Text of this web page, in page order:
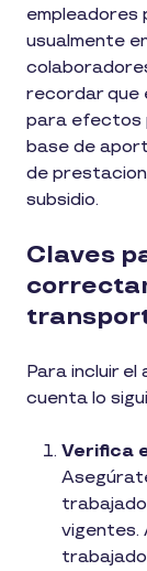
empleadores
usualmente
recordar que
para efectos
base de
de
subsidio.
Claves
Para incluir el
cuenta lo
Verifica
vigentes.